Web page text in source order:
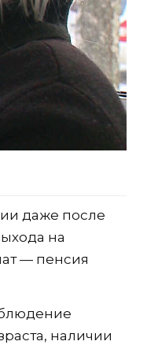
даже после
на
— пенсия
наличии